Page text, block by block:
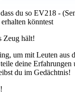
du so EV218 -
könntest
Zeug hält!
um mit Leuten aus
deine Erfahrungen
du im Gedächtnis!